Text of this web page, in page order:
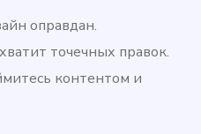
оправдан.
точечных правок.
контентом и